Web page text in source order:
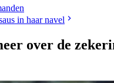
in haar navel
over de